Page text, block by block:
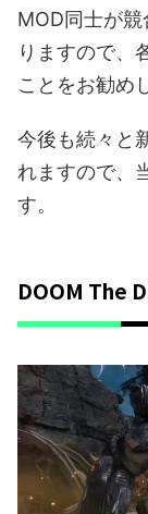
MOD同士が
りますので、
ことをお勧め
今後も続々と
れますので、
す。
DOOM The